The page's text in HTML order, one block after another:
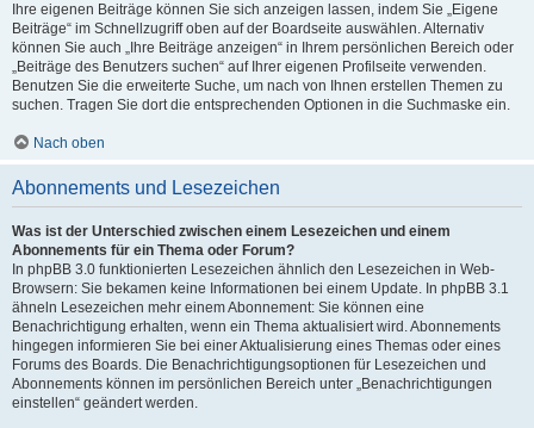
Ihre eigenen Beiträge können Sie sich anzeigen lassen, indem Sie „Eigene
Beiträge“ im Schnellzugriff oben auf der Boardseite auswählen. Alternativ
können Sie auch „Ihre Beiträge anzeigen“ in Ihrem persönlichen Bereich oder
„Beiträge des Benutzers suchen“ auf Ihrer eigenen Profilseite verwenden.
Benutzen Sie die erweiterte Suche, um nach von Ihnen erstellen Themen zu
suchen. Tragen Sie dort die entsprechenden Optionen in die Suchmaske ein.
Nach oben
Abonnements und Lesezeichen
Was ist der Unterschied zwischen einem Lesezeichen und einem
Abonnements für ein Thema oder Forum?
In phpBB 3.0 funktionierten Lesezeichen ähnlich den Lesezeichen in Web-
Browsern: Sie bekamen keine Informationen bei einem Update. In phpBB 3.1
ähneln Lesezeichen mehr einem Abonnement: Sie können eine
Benachrichtigung erhalten, wenn ein Thema aktualisiert wird. Abonnements
hingegen informieren Sie bei einer Aktualisierung eines Themas oder eines
Forums des Boards. Die Benachrichtigungsoptionen für Lesezeichen und
Abonnements können im persönlichen Bereich unter „Benachrichtigungen
einstellen“ geändert werden.